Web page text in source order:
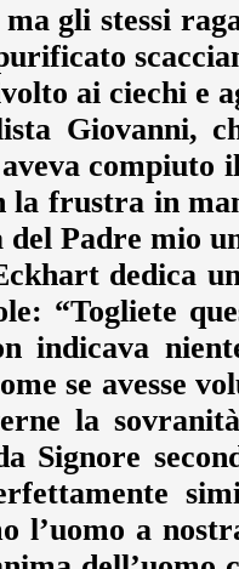
gli stessi
ai ciechi e
Giovanni,
aveva
la frustra in
del Padre mio
dedica
“Togliete
indicava
se avesse
la
Signore
l’uomo a